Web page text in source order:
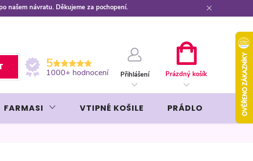
našem návratu. Děkujeme za pochopení.
5
1000+ hodnocení Přihlášení
KOŠÍK
Prázdný košík
FARMASI VTIPNÉ KOŠILE PRÁDLO